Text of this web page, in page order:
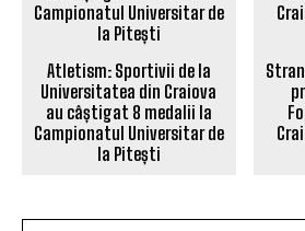
Atletism: Sportivii de la
Universitatea din Craiova
au câștigat 8 medalii la
Campionatul Universitar de
la Pitești